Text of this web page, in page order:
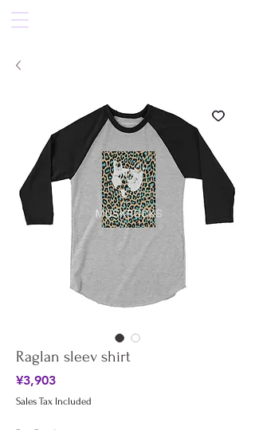
Raglan sleev shirt
¥3,903Price
Sales Tax Included